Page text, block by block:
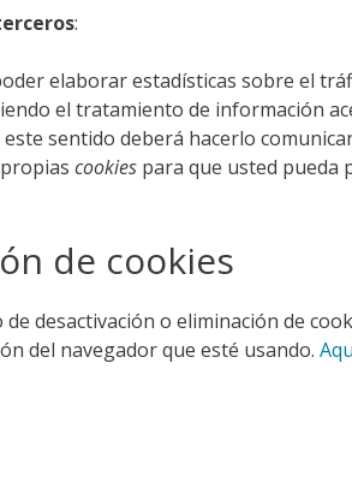
:
elaborar estadísticas sobre el
el tratamiento de información
sentido deberá hacerlo
cookies para que usted pueda
de cookies
desactivación o eliminación de
del navegador que esté usando.